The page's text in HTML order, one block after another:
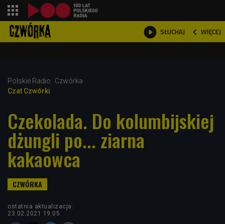
 SŁUCHAJ  WIĘCEJ

Polskie Radio
Czwórka
Czat Czwórki
Czekolada. Do kolumbijskiej
dżungli po... ziarna
kakaowca
ostatnia aktualizacja:
23.02.2021 19:05